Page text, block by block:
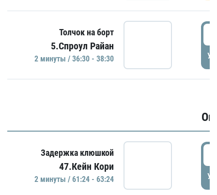
Толчок на борт
5.Спроул Райан
2 минуты / 36:30 - 38:30
Задержка клюшкой
47.Кейн Кори
2 минуты / 61:24 - 63:24